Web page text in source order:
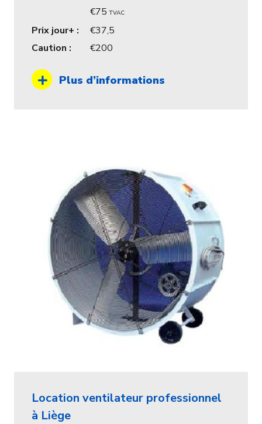
75 TVAC
Prix jour+ :
37,5
Caution :
200
Plus d’informations
Location ventilateur professionnel
à Liège